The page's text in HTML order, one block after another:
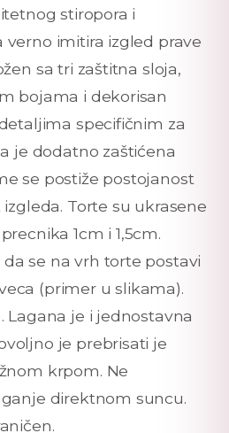
stiropora i
imitira izgled prave
sa tri zaštitna sloja,
bojama i dekorisan
specifičnim za
je dodatno zaštićena
se postiže postojanost
Torte su ukrasene
1cm i 1,5cm.
se na vrh torte postavi
(primer u slikama).
Lagana je i jednostavna
je prebrisati je
krpom. Ne
direktnom suncu.